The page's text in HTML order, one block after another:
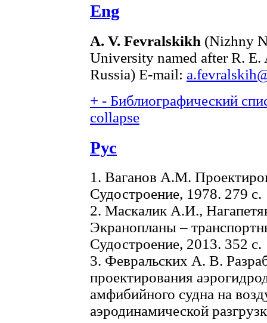
Eng
A. V. Fevralskikh (Nizhny
University named after R.
Russia) E-mail:
+ - Библиографический
collapse
Рус
1. Ваганов А.М.
Судостроение, 1978. 279 с.
2. Маскалик А.И.,
Экранопланы –
Судостроение, 2013. 352 с.
3. Февральских А. В.
проектирования
амфибийного судна на
аэродинамической